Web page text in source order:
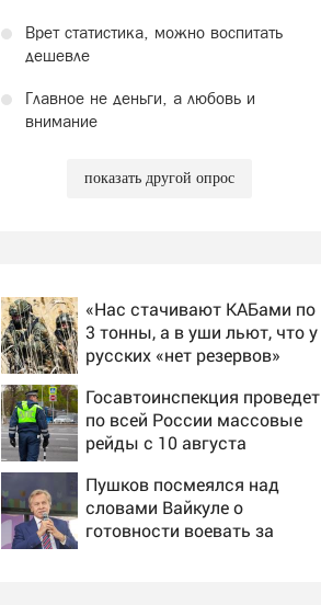
Врет статистика, можно воспитать
дешевле
Главное не деньги, а любовь и
внимание
показать другой опрос
«Нас стачивают КАБами по
3 тонны, а в уши льют, что у
русских «нет резервов»
Госавтоинспекция проведет
по всей России массовые
рейды с 10 августа
Пушков посмеялся над
словами Вайкуле о
готовности воевать за